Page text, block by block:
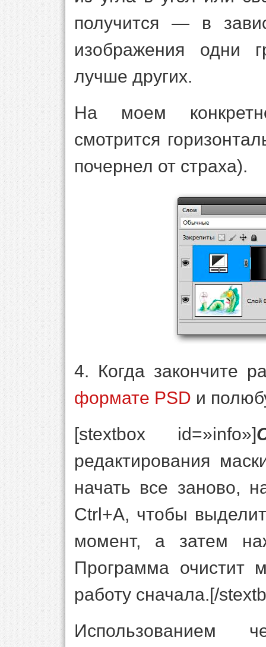
получится — в
изображения одни
лучше других.
На моем
смотрится
почернел от страха).
4. Когда закончите
формате PSD и
[stextbox id=»info»]
редактирования
начать все заново,
Ctrl+A, чтобы
момент, а затем
Программа очистит
работу сначала.[/
Использованием